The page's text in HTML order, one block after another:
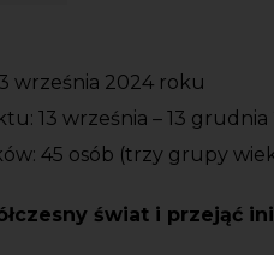
września 2024 roku
13 września – 13
45 osób (trzy grupy
świat i przejąć